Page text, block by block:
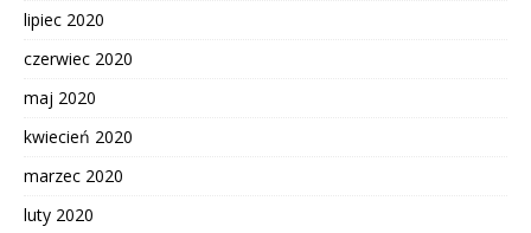
lipiec 2020
czerwiec 2020
maj 2020
kwiecień 2020
marzec 2020
luty 2020